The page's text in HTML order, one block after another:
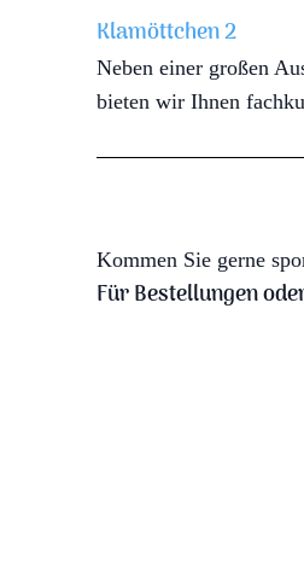
Klamöttchen 2
Neben einer großen
bieten wir Ihnen
Kommen Sie gerne
Für Bestellungen